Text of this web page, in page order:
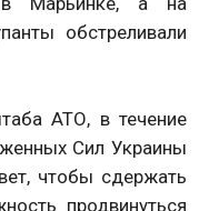
обстреливали
АТО, в течение
Сил Украины
чтобы сдержать
продвинуться